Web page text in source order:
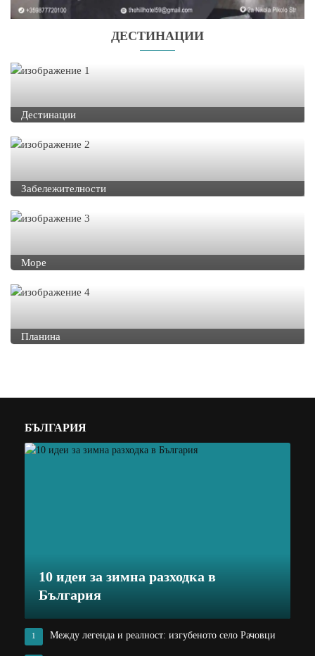
ДЕСТИНАЦИИ
Дестинации
Забележителности
Море
Планина
БЪЛГАРИЯ
10 идеи за зимна разходка в
България
1 Между легенда и реалност: изгубеното село Рачовци